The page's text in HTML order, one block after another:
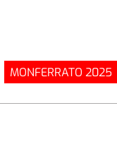
MONFERRATO 2025